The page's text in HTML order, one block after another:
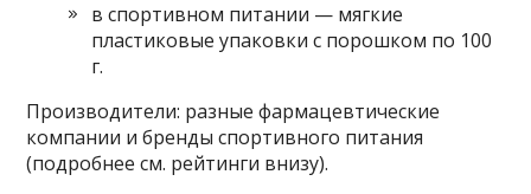
в спортивном питании — мягкие
пластиковые упаковки с порошком по 100
г.
Производители: разные фармацевтические
компании и бренды спортивного питания
(подробнее см. рейтинги внизу).